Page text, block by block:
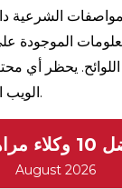
الشرعية
الموجودة
اللوائح. يحظر
الويب الخاص بك دون موافقتنا.
مراهنات
August 2026